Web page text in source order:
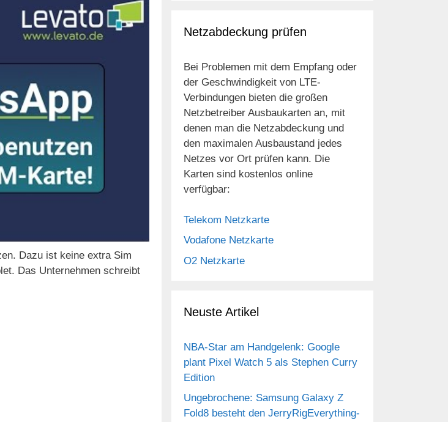
Dazu ist keine extra Sim
Das Unternehmen schreibt
Netzabdeckung prüfen
Bei Problemen mit dem Empfang oder
der Geschwindigkeit von LTE-
Verbindungen bieten die großen
Netzbetreiber Ausbaukarten an, mit
denen man die Netzabdeckung und
den maximalen Ausbaustand jedes
Netzes vor Ort prüfen kann. Die
Karten sind kostenlos online
verfügbar:
Telekom Netzkarte
Vodafone Netzkarte
O2 Netzkarte
Neuste Artikel
NBA-Star am Handgelenk: Google
plant Pixel Watch 5 als Stephen Curry
Edition
Ungebrochene: Samsung Galaxy Z
Fold8 besteht den JerryRigEverything-